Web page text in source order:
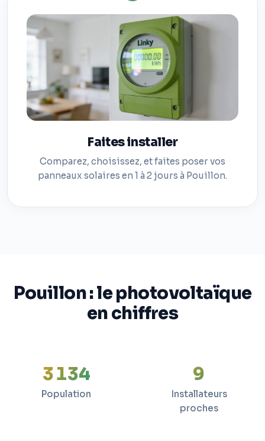
Faites installer
Comparez, choisissez, et faites poser vos
panneaux solaires en 1 à 2 jours à Pouillon.
Pouillon : le photovoltaïque
en chiffres
3 134
Population
9
Installateurs
proches